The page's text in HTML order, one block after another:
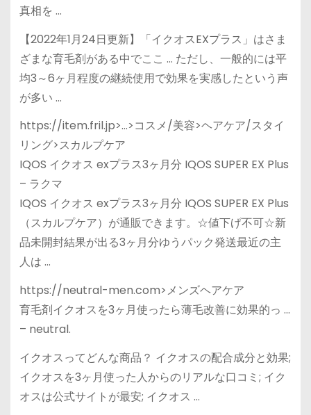
真相を …
【2022年1月24日更新】「イクオスEXプラス」はさま
ざまな育毛剤がある中でここ … ただし、一般的には平
均3～6ヶ月程度の継続使用で効果を実感したという声
が多い …
https://item.fril.jp>…>コスメ/美容>ヘアケア/スタイ
リング>スカルプケア
IQOS イクオス exプラス3ヶ月分 IQOS SUPER EX Plus
– ラクマ
IQOS イクオス exプラス3ヶ月分 IQOS SUPER EX Plus
（スカルプケア）が通販できます。☆値下げ不可☆新
品未開封結果が出る3ヶ月分ゆうパック発送最近の主
人は …
https://neutral-men.com>メンズヘアケア
育毛剤イクオスを3ヶ月使ったら薄毛改善に効果的っ …
– neutral.
イクオスってどんな商品？ イクオスの配合成分と効果;
イクオスを3ヶ月使った人からのリアルな口コミ; イク
オスは公式サイトが最安; イクオス …